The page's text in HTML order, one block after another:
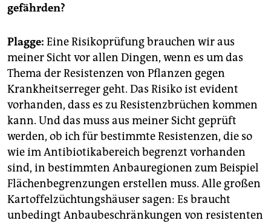
gefährden?
Plagge: Eine Risikoprüfung brauchen wir aus
meiner Sicht vor allen Dingen, wenn es um das
Thema der Resistenzen von Pflanzen gegen
Krankheitserreger geht. Das Risiko ist evident
vorhanden, dass es zu Resistenzbrüchen kommen
kann. Und das muss aus meiner Sicht geprüft
werden, ob ich für bestimmte Resistenzen, die so
wie im Antibiotikabereich begrenzt vorhanden
sind, in bestimmten Anbauregionen zum Beispiel
Flächenbegrenzungen erstellen muss. Alle großen
Kartoffelzüchtungshäuser sagen: Es braucht
unbedingt Anbaubeschränkungen von resistenten